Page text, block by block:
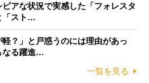
ビアな状況で実感した「フォレスタ
「スト…
？」と戸惑うのには理由があっ
なる躍進…
一覧を見る